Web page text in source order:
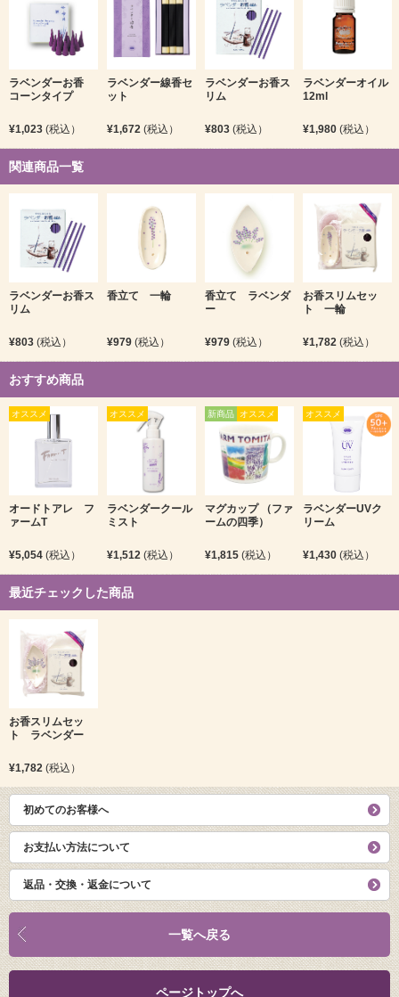
ラベンダーお香
コーンタイプ
¥1,023 (税込）
ラベンダー線香セ
ット
¥1,672 (税込）
ラベンダーお香ス
リム
¥803 (税込）
ラベンダーオイル
12ml
¥1,980 (税込）
関連商品一覧
ラベンダーお香ス
リム
¥803 (税込）
香立て 一輪
¥979 (税込）
香立て ラベンダ
ー
¥979 (税込）
お香スリムセッ
ト 一輪
¥1,782 (税込）
おすすめ商品
オススメ
オードトアレ フ
ァームT
¥5,054 (税込）
オススメ
ラベンダークール
ミスト
¥1,512 (税込）
新商品 オススメ
マグカップ （ファ
ームの四季）
¥1,815 (税込）
オススメ
ラベンダーUVク
リーム
¥1,430 (税込）
最近チェックした商品
お香スリムセッ
ト ラベンダー
¥1,782 (税込）
初めてのお客様へ
お支払い方法について
返品・交換・返金について
一覧へ戻る
ページトップへ